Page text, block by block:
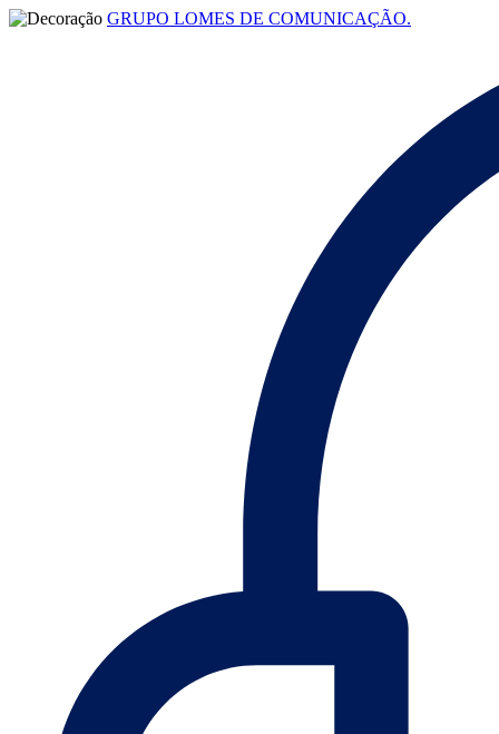
GRUPO LOMES DE COMUNICAÇÃO.